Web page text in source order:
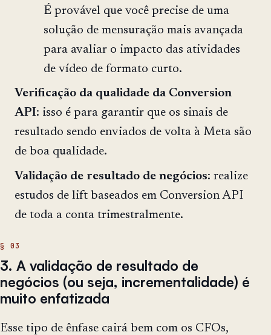
É provável que você precise de uma
solução de mensuração mais avançada
para avaliar o impacto das atividades
de vídeo de formato curto.
Verificação da qualidade da Conversion
API: isso é para garantir que os sinais de
resultado sendo enviados de volta à Meta são
de boa qualidade.
Validação de resultado de negócios: realize
estudos de lift baseados em Conversion API
de toda a conta trimestralmente.
3. A validação de resultado de
negócios (ou seja, incrementalidade) é
muito enfatizada
Esse tipo de ênfase cairá bem com os CFOs,